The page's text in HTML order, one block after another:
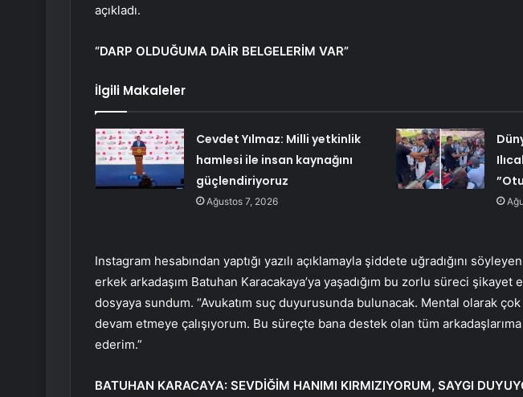
açıkladı.
“DARP OLDUĞUMA DAİR BELGELERİM VAR”
İlgili Makaleler
Cevdet Yılmaz: Milli yetkinlik
hamlesi ile insan kaynağını
güçlendiriyoruz
Ağustos 7, 2026
Instagram hesabından yaptığı yazılı açıklamayla şiddete uğradığını
erkek arkadaşım Batuhan Karacakaya’ya yaşadığım bu zorlu süreci
dosyaya sundum. “Avukatım suç duyurusunda bulunacak. Mental olarak
devam etmeye çalışıyorum. Bu süreçte bana destek olan tüm
ederim.”
BATUHAN KARACAYA: SEVDİĞİM HANIMI KIRMIZIYORUM, SAYGI